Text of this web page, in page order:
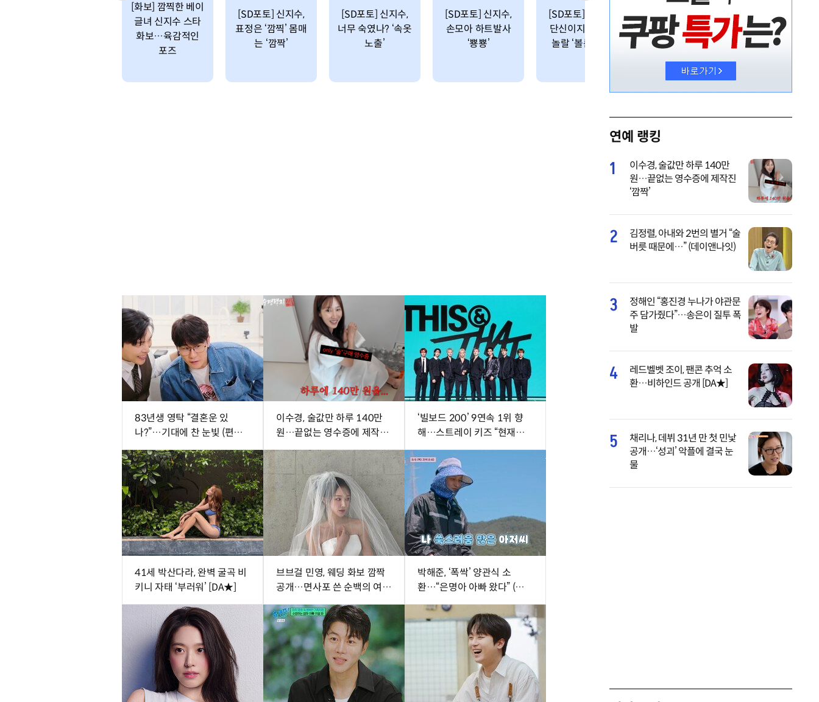
[화보] 깜찍한 베이
글녀 신지수 스타
화보…육감적인
포즈
[SD포토] 신지수,
표정은 ‘깜찍’ 몸매
는 ‘깜짝’
[SD포토] 신지수,
너무 숙였나? ‘속옷
노출’
[SD포토] 신지수,
손모아 하트발사
‘뿅뿅’
[SD포토] 신지수,
단신이지만 깜짝
놀랄 ‘볼륨몸매’
[SD포토] 신지수,
귀엽게 혀 ‘빼꼼’
[SD포토] 신지
손으로 가리며 ‘
긴 비밀이예요’
83년생 영탁 “결혼운 있
나?”…기대에 찬 눈빛 (편스
토랑)
이수경, 술값만 하루 140만
원…끝없는 영수증에 제작진
‘깜짝’
‘빌보드 200’ 9연속 1위 향
해…스트레이 키즈 “현재에
최선다할 것” (종합)[DA현장]
41세 박산다라, 완벽 굴곡 비
키니 자태 ‘부러워’ [DA★]
브브걸 민영, 웨딩 화보 깜짝
공개…면사포 쓴 순백의 여신
[DA★]
박해준, ‘폭싹’ 양관식 소
환…“은명아 아빠 왔다” (산지
직송3)
연예 랭킹
1
이수경, 술값만 하루 140만
원…끝없는 영수증에 제작진
‘깜짝’
2
김정렬, 아내와 2번의 별거 “술
버릇 때문에…” (데이앤나잇)
3
정해인 “홍진경 누나가 야관문
주 담가줬다”…송은이 질투 폭
발
4
레드벨벳 조이, 팬콘 추억 소
환…비하인드 공개 [DA★]
5
채리나, 데뷔 31년 만 첫 민낯
공개…‘성괴’ 악플에 결국 눈
물